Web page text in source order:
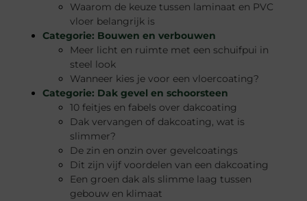
Waarom de keuze tussen laminaat en PVC
vloer belangrijk is
Categorie: Bouwen en verbouwen
Meer licht en ruimte met een schuifpui in
steel look
Wanneer kies je voor een vloercoating?
Categorie: Dak gevel en schoorsteen
10 feitjes en fabels over dakcoating
Dak vervangen of dakcoating, wat is
slimmer?
De zin en onzin over gevelcoatings
Dit zijn vijf voordelen van een dakcoating
Een groen dak als slimme laag tussen
gebouw en klimaat